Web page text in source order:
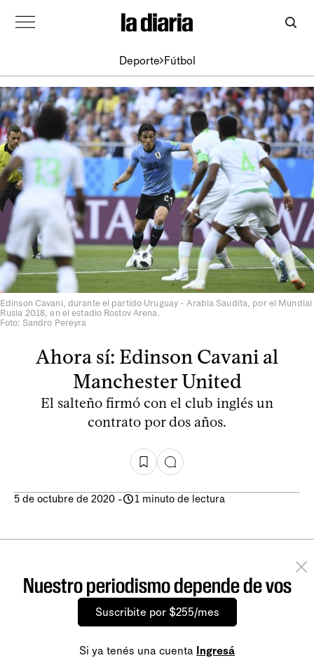
Deporte Fútbol
Edinson Cavani, durante el partido Uruguay - Arabia Saudita, por el Mundial
Rusia 2018, en el estadio Rostov Arena.
Foto: Sandro Pereyra
Ahora sí: Edinson Cavani al
Manchester United
El salteño firmó con el club inglés un
contrato por dos años.
5 de octubre de 2020 - 1 minuto de lectura
Nuestro periodismo depende de vos
Suscribite por $255/mes
Si ya tenés una cuenta Ingresá